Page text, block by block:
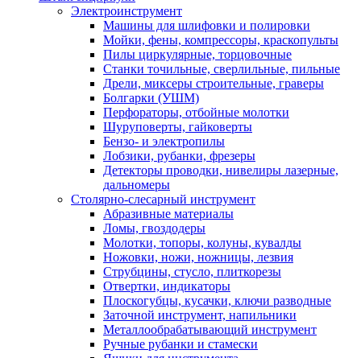
Электроинструмент
Машины для шлифовки и полировки
Мойки, фены, компрессоры, краскопульты
Пилы циркулярные, торцовочные
Станки точильные, сверлильные, пильные
Дрели, миксеры строительные, граверы
Болгарки (УШМ)
Перфораторы, отбойные молотки
Шуруповерты, гайковерты
Бензо- и электропилы
Лобзики, рубанки, фрезеры
Детекторы проводки, нивелиры лазерные,
дальномеры
Столярно-слесарный инструмент
Абразивные материалы
Ломы, гвоздодеры
Молотки, топоры, колуны, кувалды
Ножовки, ножи, ножницы, лезвия
Струбцины, стусло, плиткорезы
Отвертки, индикаторы
Плоскогубцы, кусачки, ключи разводные
Заточной инструмент, напильники
Металлообрабатывающий инструмент
Ручные рубанки и стамески